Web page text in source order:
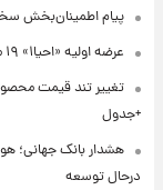
پیام اطمینان‌بخش
عرضه اولیه «احیا۱» ۱۹ مرداد در فرابورس
+جدول
هشدار بانک جهانی؛
درحال توسعه